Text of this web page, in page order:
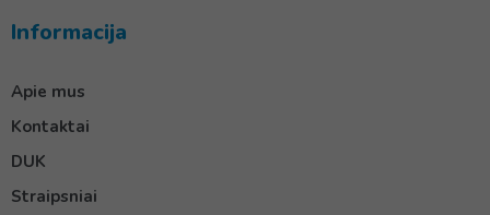
Informacija
Apie mus
Kontaktai
DUK
Straipsniai